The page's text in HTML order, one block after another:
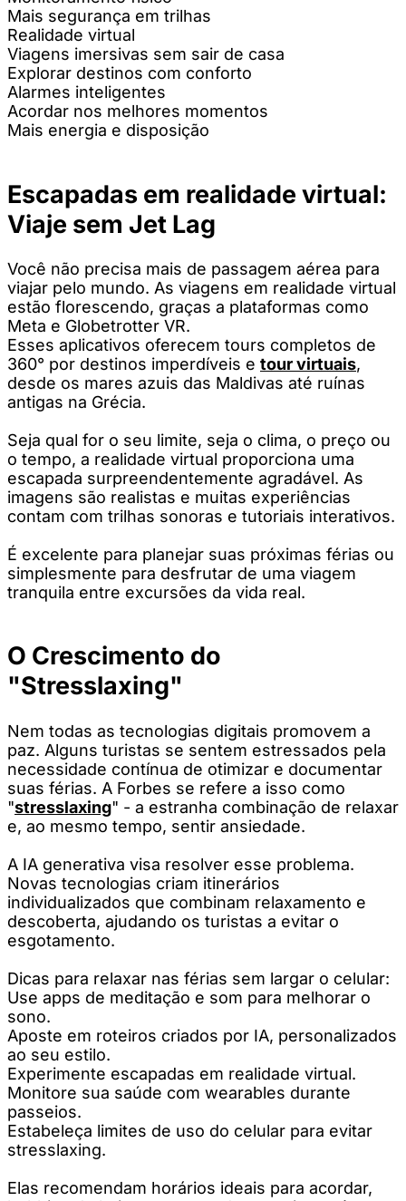
Mais segurança em trilhas
Realidade virtual
Viagens imersivas sem sair de casa
Explorar destinos com conforto
Alarmes inteligentes
Acordar nos melhores momentos
Mais energia e disposição
Escapadas em realidade virtual:
Viaje sem Jet Lag
Você não precisa mais de passagem aérea para
viajar pelo mundo. As viagens em realidade virtual
estão florescendo, graças a plataformas como
Meta e Globetrotter VR.
Esses aplicativos oferecem tours completos de
360° por destinos imperdíveis e tour virtuais,
desde os mares azuis das Maldivas até ruínas
antigas na Grécia.
Seja qual for o seu limite, seja o clima, o preço ou
o tempo, a realidade virtual proporciona uma
escapada surpreendentemente agradável. As
imagens são realistas e muitas experiências
contam com trilhas sonoras e tutoriais interativos.
É excelente para planejar suas próximas férias ou
simplesmente para desfrutar de uma viagem
tranquila entre excursões da vida real.
O Crescimento do
"Stresslaxing"
Nem todas as tecnologias digitais promovem a
paz. Alguns turistas se sentem estressados ​​pela
necessidade contínua de otimizar e documentar
suas férias. A Forbes se refere a isso como
"stresslaxing" - a estranha combinação de relaxar
e, ao mesmo tempo, sentir ansiedade.
A IA generativa visa resolver esse problema.
Novas tecnologias criam itinerários
individualizados que combinam relaxamento e
descoberta, ajudando os turistas a evitar o
esgotamento.
Dicas para relaxar nas férias sem largar o celular:
Use apps de meditação e som para melhorar o
sono.
Aposte em roteiros criados por IA, personalizados
ao seu estilo.
Experimente escapadas em realidade virtual.
Monitore sua saúde com wearables durante
passeios.
Estabeleça limites de uso do celular para evitar
stresslaxing.
Elas recomendam horários ideais para acordar,